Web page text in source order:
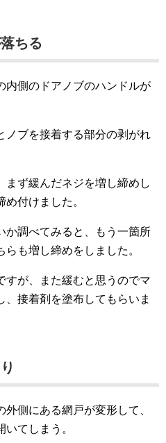
ちる
内側のドアノブのハンドルが
ノブを接着する部分の剥がれ
まず緩んだネジを増し締めし
付けました。
か調べてみると、もう一箇所
も増し締めをしました。
すが、また緩むと思うのでマ
、接着剤を塗布してもらいま
側にある網戸が変形して、
てしまう。